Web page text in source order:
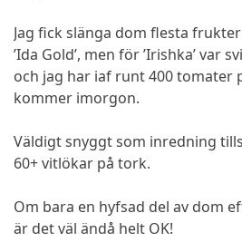
Jag fick slänga dom flesta
’Ida Gold’, men för ’Irishka’ var
och jag har iaf runt 400 tomater
kommer imorgon.
Väldigt snyggt som inredning
60+ vitlökar på tork.
Om bara en hyfsad del av dom
är det väl ändå helt OK!